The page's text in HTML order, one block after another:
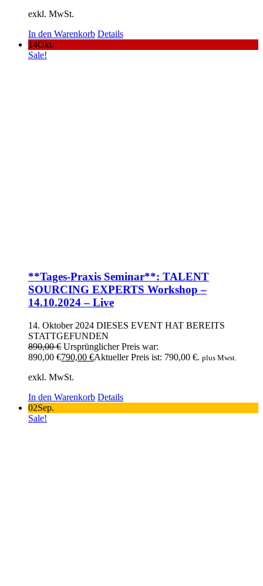
exkl. MwSt.
In den Warenkorb Details
14Okt.
Sale!
**Tages-Praxis Seminar**: TALENT
SOURCING EXPERTS Workshop –
14.10.2024 – Live
14. Oktober 2024 DIESES EVENT HAT BEREITS
STATTGEFUNDEN
890,00€ Ursprünglicher Preis war:
890,00 €790,00 €Aktueller Preis ist: 790,00 €. plus Mwst.
exkl. MwSt.
In den Warenkorb Details
02Sep.
Sale!